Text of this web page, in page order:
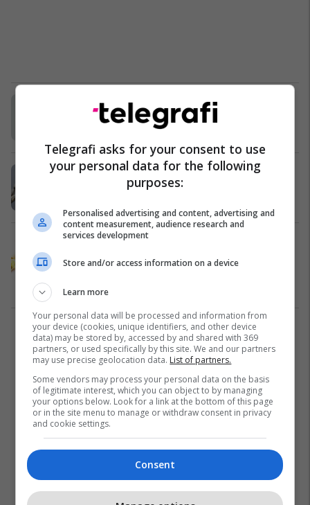
Suplementet që duhet t’i merrni për
ruajtur shikimin
28/04/2022
Vetitë shëruese të farave të
lulediellit
Dy suplementet e njohura mund të
zvogëlojnë rrezikun e një
për qind
Shëndeti
1
Telegrafi asks for your consent to use
your personal data for the following
purposes:
Personalised advertising and content, advertising and
content measurement, audience research and
services development
Store and/or access information on a device
Learn more
Your personal data will be processed and information from
your device (cookies, unique identifiers, and other device
data) may be stored by, accessed by and shared with 369
partners, or used specifically by this site. We and our partners
may use precise geolocation data. List of partners.
Some vendors may process your personal data on the basis
of legitimate interest, which you can object to by managing
your options below. Look for a link at the bottom of this page
or in the site menu to manage or withdraw consent in privacy
and cookie settings.
Consent